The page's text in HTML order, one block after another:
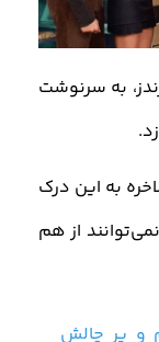
به سرنوشت
به این درک
از هم
و پر چالش